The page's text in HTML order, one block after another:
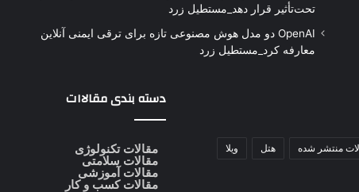
تحت‌تأثیر قرار دهد_مستطیل زرد
OpenAI دو مدل هوش مصنوعی تازه برای ترقی ایمنی آنلاین
معارفه کرد_مستطیل زرد
منتشر شده هتل ویلا
دسته بندی مقالاات
مقالات تکنولوژی
مقالات سلامتی
مقالات آموزشی
مقالات کسب و کار